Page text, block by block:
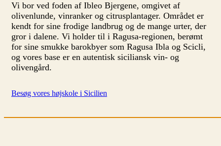
Vi bor ved foden af Ibleo Bjergene, omgivet af
olivenlunde, vinranker og citrusplantager. Området er
kendt for sine frodige landbrug og de mange urter, der
gror i dalene. Vi holder til i Ragusa-regionen, berømt
for sine smukke barokbyer som Ragusa Ibla og Scicli,
og vores base er en autentisk siciliansk vin- og
olivengård.
Besøg vores højskole i Sicilien